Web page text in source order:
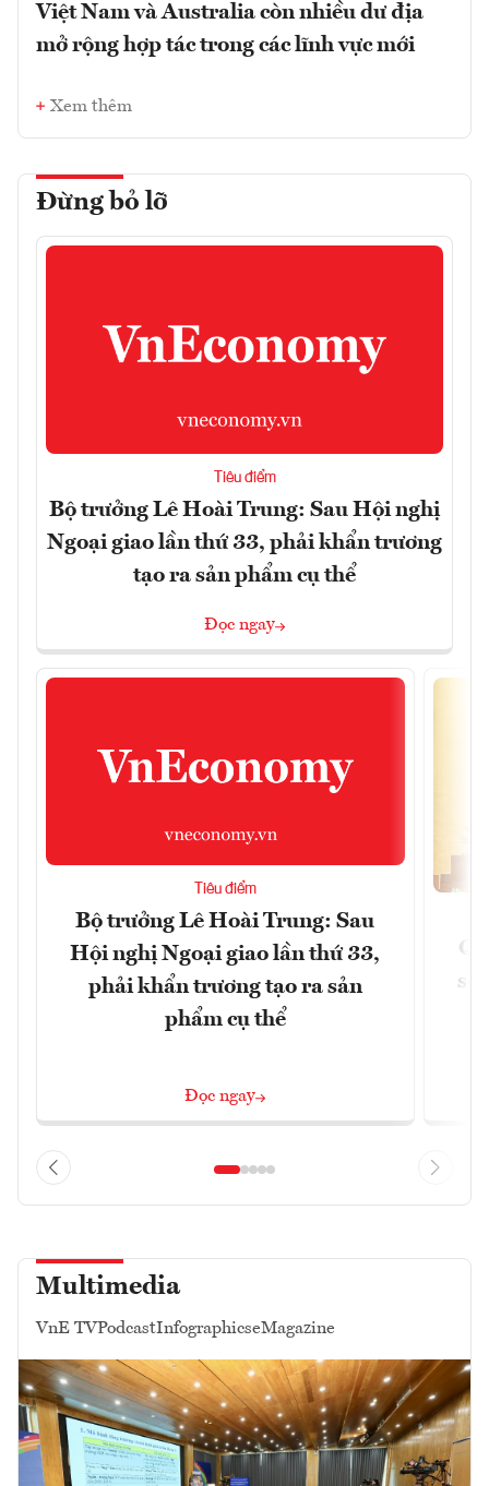
Việt Nam và Australia còn nhiều dư địa
mở rộng hợp tác trong các lĩnh vực mới
Xem thêm
Đừng bỏ lỡ
Tiêu điểm
Bộ trưởng Lê Hoài Trung: Sau Hội nghị
Ngoại giao lần thứ 33, phải khẩn trương
tạo ra sản phẩm cụ thể
Đọc ngay
Tiêu điểm
Bộ trưởng Lê Hoài Trung: Sau
Hội nghị Ngoại giao lần thứ 33,
phải khẩn trương tạo ra sản
phẩm cụ thể
Đọc ngay
Multimedia
VnE TVPodcastInfographicseMagazine